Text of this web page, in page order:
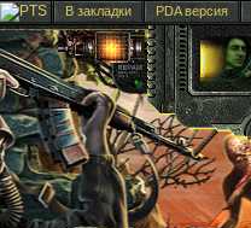
В закладки PDA версия